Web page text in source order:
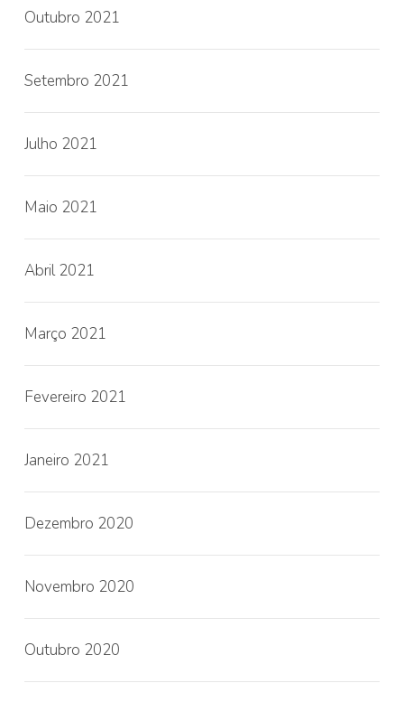
Outubro 2021
Setembro 2021
Julho 2021
Maio 2021
Abril 2021
Março 2021
Fevereiro 2021
Janeiro 2021
Dezembro 2020
Novembro 2020
Outubro 2020